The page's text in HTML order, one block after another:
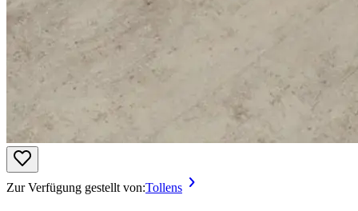
Zur Verfügung gestellt von:Tollens